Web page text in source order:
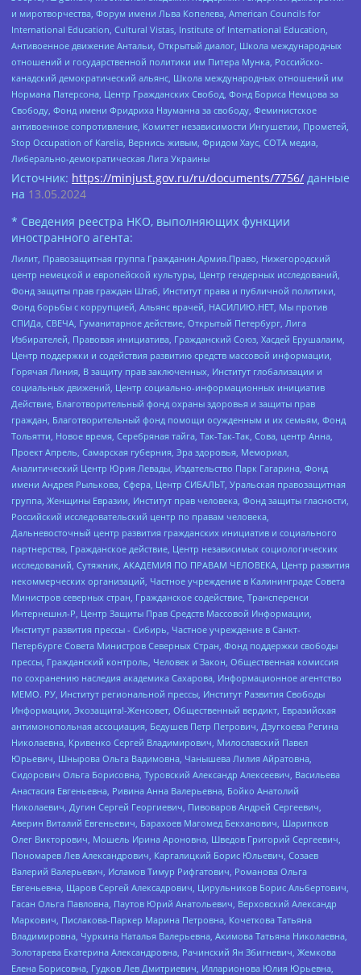
и миротворчества, Форум имени Льва Копелева, American Councils for
International Education, Cultural Vistas, Institute of International Education,
Антивоенное движение Антальи, Открытый диалог, Школа международных
отношений и государственной политики им Питера Мунка, Российско-
канадский демократический альянс, Школа международных отношений им
Нормана Патерсона, Центр Гражданских Свобод, Фонд Бориса Немцова за
Свободу, Фонд имени Фридриха Науманна за свободу, Феминистское
антивоенное сопротивление, Комитет независимости Ингушетии, Прометей,
Stop Occupation of Karelia, Вернись живым, Фридом Хаус, СОТА медиа,
Либерально-демократическая Лига Украины
Источник: https://minjust.gov.ru/ru/documents/7756/ данные
на 13.05.2024
* Сведения реестра НКО, выполняющих функции
иностранного агента:
Лилит, Правозащитная группа Гражданин.Армия.Право, Нижегородский
центр немецкой и европейской культуры, Центр гендерных исследований,
Фонд защиты прав граждан Штаб, Институт права и публичной политики,
Фонд борьбы с коррупцией, Альянс врачей, НАСИЛИЮ.НЕТ, Мы против
СПИДа, СВЕЧА, Гуманитарное действие, Открытый Петербург, Лига
Избирателей, Правовая инициатива, Гражданский Союз, Хасдей Ерушалаим,
Центр поддержки и содействия развитию средств массовой информации,
Горячая Линия, В защиту прав заключенных, Институт глобализации и
социальных движений, Центр социально-информационных инициатив
Действие, Благотворительный фонд охраны здоровья и защиты прав
граждан, Благотворительный фонд помощи осужденным и их семьям, Фонд
Тольятти, Новое время, Серебряная тайга, Так-Так-Так, Сова, центр Анна,
Проект Апрель, Самарская губерния, Эра здоровья, Мемориал,
Аналитический Центр Юрия Левады, Издательство Парк Гагарина, Фонд
имени Андрея Рылькова, Сфера, Центр СИБАЛЬТ, Уральская правозащитная
группа, Женщины Евразии, Институт прав человека, Фонд защиты гласности,
Российский исследовательский центр по правам человека,
Дальневосточный центр развития гражданских инициатив и социального
партнерства, Гражданское действие, Центр независимых социологических
исследований, Сутяжник, АКАДЕМИЯ ПО ПРАВАМ ЧЕЛОВЕКА, Центр развития
некоммерческих организаций, Частное учреждение в Калининграде Совета
Министров северных стран, Гражданское содействие, Трансперенси
Интернешнл-Р, Центр Защиты Прав Средств Массовой Информации,
Институт развития прессы - Сибирь, Частное учреждение в Санкт-
Петербурге Совета Министров Северных Стран, Фонд поддержки свободы
прессы, Гражданский контроль, Человек и Закон, Общественная комиссия
по сохранению наследия академика Сахарова, Информационное агентство
МЕМО. РУ, Институт региональной прессы, Институт Развития Свободы
Информации, Экозащита!-Женсовет, Общественный вердикт, Евразийская
антимонопольная ассоциация, Бедушев Петр Петрович, Дзугкоева Регина
Николаевна, Кривенко Сергей Владимирович, Милославский Павел
Юрьевич, Шнырова Ольга Вадимовна, Чанышева Лилия Айратовна,
Сидорович Ольга Борисовна, Туровский Александр Алексеевич, Васильева
Анастасия Евгеньевна, Ривина Анна Валерьевна, Бойко Анатолий
Николаевич, Дугин Сергей Георгиевич, Пивоваров Андрей Сергеевич,
Аверин Виталий Евгеньевич, Барахоев Магомед Бекханович, Шарипков
Олег Викторович, Мошель Ирина Ароновна, Шведов Григорий Сергеевич,
Пономарев Лев Александрович, Каргалицкий Борис Юльевич, Созаев
Валерий Валерьевич, Исламов Тимур Рифгатович, Романова Ольга
Евгеньевна, Щаров Сергей Алексадрович, Цирульников Борис Альбертович,
Гасан Ольга Павловна, Паутов Юрий Анатольевич, Верховский Александр
Маркович, Пислакова-Паркер Марина Петровна, Кочеткова Татьяна
Владимировна, Чуркина Наталья Валерьевна, Акимова Татьяна Николаевна,
Золотарева Екатерина Александровна, Рачинский Ян Збигневич, Жемкова
Елена Борисовна, Гудков Лев Дмитриевич, Илларионова Юлия Юрьевна,